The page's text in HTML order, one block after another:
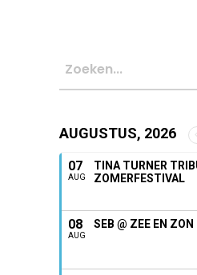
AUGUSTUS, 2026
07
AUG
TINA TURNER
ZOMERFESTIVAL
08
AUG
SEB @ ZEE EN ZON